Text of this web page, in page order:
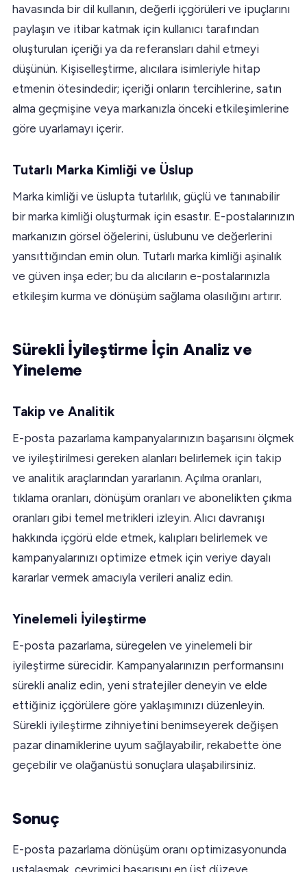
havasında bir dil kullanın, değerli içgörüleri ve ipuçlarını
paylaşın ve itibar katmak için kullanıcı tarafından
oluşturulan içeriği ya da referansları dahil etmeyi
düşünün. Kişiselleştirme, alıcılara isimleriyle hitap
etmenin ötesindedir; içeriği onların tercihlerine, satın
alma geçmişine veya markanızla önceki etkileşimlerine
göre uyarlamayı içerir.
Tutarlı Marka Kimliği ve Üslup
Marka kimliği ve üslupta tutarlılık, güçlü ve tanınabilir
bir marka kimliği oluşturmak için esastır. E-postalarınızın
markanızın görsel öğelerini, üslubunu ve değerlerini
yansıttığından emin olun. Tutarlı marka kimliği aşinalık
ve güven inşa eder; bu da alıcıların e-postalarınızla
etkileşim kurma ve dönüşüm sağlama olasılığını artırır.
Sürekli İyileştirme İçin Analiz ve
Yineleme
Takip ve Analitik
E-posta pazarlama kampanyalarınızın başarısını ölçmek
ve iyileştirilmesi gereken alanları belirlemek için takip
ve analitik araçlarından yararlanın. Açılma oranları,
tıklama oranları, dönüşüm oranları ve abonelikten çıkma
oranları gibi temel metrikleri izleyin. Alıcı davranışı
hakkında içgörü elde etmek, kalıpları belirlemek ve
kampanyalarınızı optimize etmek için veriye dayalı
kararlar vermek amacıyla verileri analiz edin.
Yinelemeli İyileştirme
E-posta pazarlama, süregelen ve yinelemeli bir
iyileştirme sürecidir. Kampanyalarınızın performansını
sürekli analiz edin, yeni stratejiler deneyin ve elde
ettiğiniz içgörülere göre yaklaşımınızı düzenleyin.
Sürekli iyileştirme zihniyetini benimseyerek değişen
pazar dinamiklerine uyum sağlayabilir, rekabette öne
geçebilir ve olağanüstü sonuçlara ulaşabilirsiniz.
Sonuç
E-posta pazarlama dönüşüm oranı optimizasyonunda
ustalaşmak, çevrimiçi başarısını en üst düzeye